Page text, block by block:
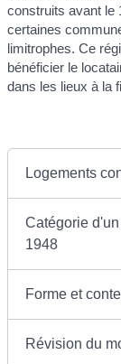
construits avant le
certaines
limitrophes. Ce
bénéficier le
dans les lieux à la
Logements
Catégorie
1948
Forme et
Révision du